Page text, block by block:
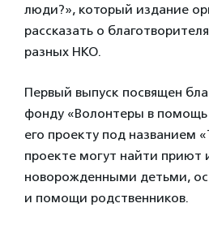
люди?», который издание
рассказать о
разных НКО.
Первый выпуск посвящен
фонду «Волонтеры в
его проекту под названием
проекте могут найти
новорожденными детьми,
и помощи родственников.